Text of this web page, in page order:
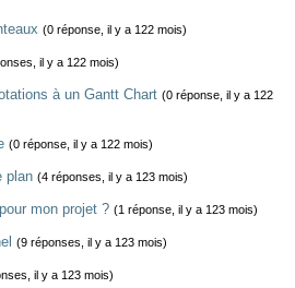
(0 réponse, il y a 122 mois)
il y a 122 mois)
à un Gantt Chart (0 réponse, il y a 122
(0 réponse, il y a 122 mois)
plan (4 réponses, il y a 123 mois)
mon projet ? (1 réponse, il y a 123 mois)
(9 réponses, il y a 123 mois)
il y a 123 mois)